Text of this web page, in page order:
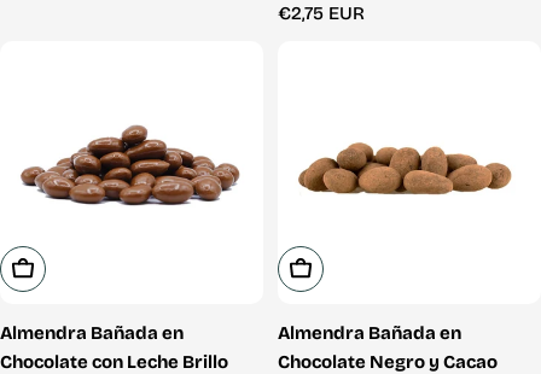
Precio
€2,75 EUR
Elige Opciones
Almendra Bañada en
Chocolate con Leche Brillo
Elige Opciones
Almendra Bañada en
Chocolate Negro y Cacao